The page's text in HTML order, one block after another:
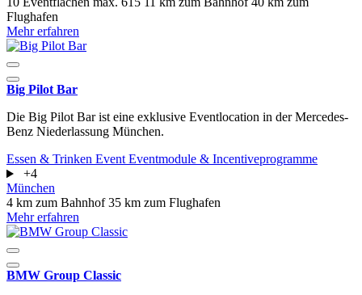
Flughafen
Mehr erfahren
Big Pilot Bar
Die Big Pilot Bar ist eine exklusive Eventlocation in der Mercedes-
Benz Niederlassung München.
Essen & Trinken Event Eventmodule & Incentiveprogramme
+4
München
4 km zum Bahnhof35 km zum Flughafen
Mehr erfahren
BMW Group Classic